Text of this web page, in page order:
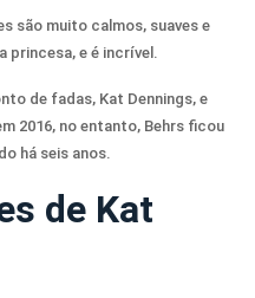
são muito calmos, suaves e
princesa, e é incrível.
de fadas, Kat Dennings, e
2016, no entanto, Behrs ficou
há seis anos.
de Kat